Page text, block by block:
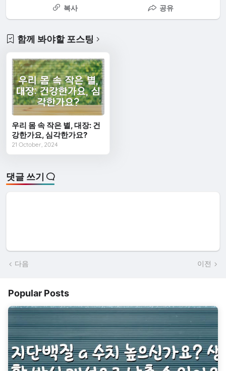
복사
공유
함께 봐야할 포스팅
우리 몸 속 작은 별, 대장: 건
강한가요, 심각한가요?
21 October, 2024
댓글 쓰기
다음 이전
Popular Posts